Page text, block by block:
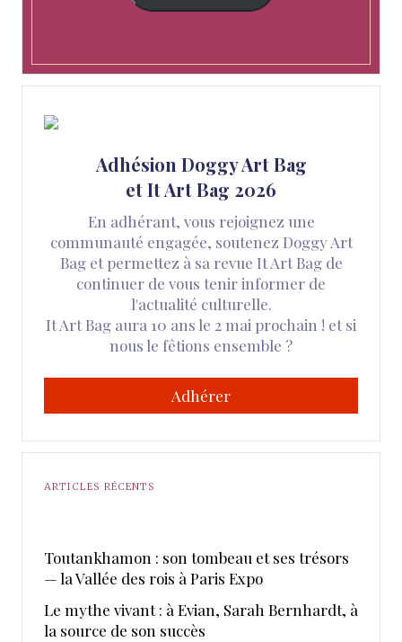
Adhésion Doggy Art Bag
et It Art Bag 2026
En adhérant, vous rejoignez une
communauté engagée, soutenez Doggy Art
Bag et permettez à sa revue It Art Bag de
continuer de vous tenir informer de
l'actualité culturelle.
It Art Bag aura 10 ans le 2 mai prochain ! et si
nous le fêtions ensemble ?
Adhérer
ARTICLES RÉCENTS
Toutankhamon : son tombeau et ses trésors
— la Vallée des rois à Paris Expo
Le mythe vivant : à Evian, Sarah Bernhardt, à
la source de son succès